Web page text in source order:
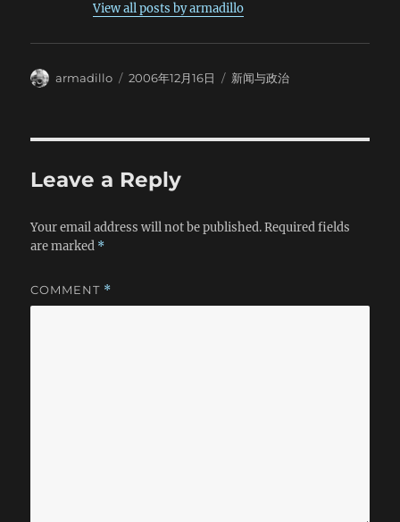
View all posts by armadillo
Author
armadillo
Posted
2006年12月16日 Categories
新闻与政治
Leave a Reply
Your email address will not be published. Required fields
are marked *
COMMENT *